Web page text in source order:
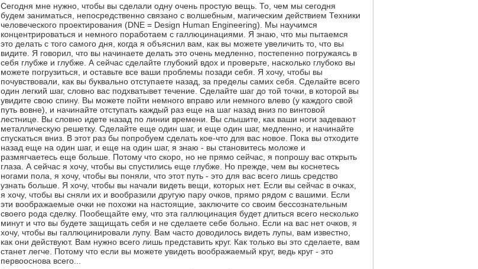
Сегодня мне нужно, чтобы вы сделали одну очень простую вещь. То, чем мы сегодня
будем заниматься, непосредственно связано с волшебным, магическим действием Техники
человеческого проектирования (DNE = Design Human Engineering). Мы научимся
концентрироваться и немного поработаем с галлюцинациями. Я знаю, что мы пытаемся
это делать с того самого дня, когда я объяснил вам, как вы можете увеличить то, что вы
видите. Я говорил, что вы начинаете делать это очень медленно, постепенно погружаясь в
себя глубже и глубже. А сейчас сделайте глубокий вдох и проверьте, насколько глубоко вы
можете погрузиться, и оставьте все ваши проблемы позади себя. Я хочу, чтобы вы
почувствовали, как вы буквально отступаете назад, за пределы самих себя. Сделайте всего
один легкий шаг, словно вас подхватывет течение. Сделайте шаг до той точки, в которой вы
увидите свою спину. Вы можете пойти немного вправо или немного влево (у каждого свой
путь вовне), и начинайте отступать каждый раз еще на шаг назад вниз по винтовой
лестнице. Вы словно идете назад по линии времени. Вы слышите, как ваши ноги задевают
металлическую решетку. Сделайте еще один шаг, и еще один шаг, медленно, и начинайте
спускаться вниз. В этот раз бы попробуем сделать кое-что для вас новое. Пока вы отходите
назад еще на один шаг, и еще на один шаг, я знаю - вы становитесь моложе и
размягчаетесь еще больше. Потому что скоро, но не прямо сейчас, я попрошу вас открыть
глаза. А сейчас я хочу, чтобы вы спустились еще глубже. Но прежде, чем вы коснетесь
ногами пола, я хочу, чтобы вы поняли, что этот путь - это для вас всего лишь средство
узнать больше. Я хочу, чтобы вы начали видеть вещи, которых нет. Если вы сейчас в очках,
я хочу, чтобы вы сняли их и вообразили другую пару очков, прямо рядом с вашими. Если
эти воображаемые очки не похожи на настоящие, заключите со своим бессознательным
своего рода сделку. Пообещайте ему, что эта галлюцинация будет длиться всего несколько
минут и что вы будете защищать себя и не сделаете себе больно. Если на вас нет очков, я
хочу, чтобы вы галлюцинировали лупу. Вам часто доводилось видеть лупы, вам известно,
как они действуют. Вам нужно всего лишь представить круг. Как только вы это сделаете, вам
станет легче. Потому что если вы можете увидеть воображаемый круг, ведь круг - это
первооснова всего...